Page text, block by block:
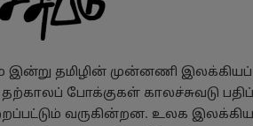
இன்று தமிழின் முன்னணி இலக்கியப்
போக்குகள் காலச்சுவடு
வருகின்றன. உலக